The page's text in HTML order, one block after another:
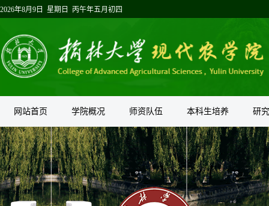
2026年8月9日 星期日 丙午年五月初四
网站首页 学院概况 师资队伍 本科生培养 研